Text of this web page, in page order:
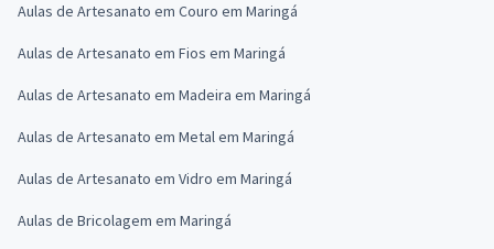
Aulas de Artesanato em Couro em Maringá
Aulas de Artesanato em Fios em Maringá
Aulas de Artesanato em Madeira em Maringá
Aulas de Artesanato em Metal em Maringá
Aulas de Artesanato em Vidro em Maringá
Aulas de Bricolagem em Maringá